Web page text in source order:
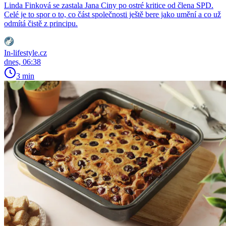
Linda Finková se zastala Jana Ciny po ostré kritice od člena SPD.
Celé je to spor o to, co část společnosti ještě bere jako umění a co už
odmítá čistě z principu.
In-lifestyle.cz
dnes, 06:38
3 min